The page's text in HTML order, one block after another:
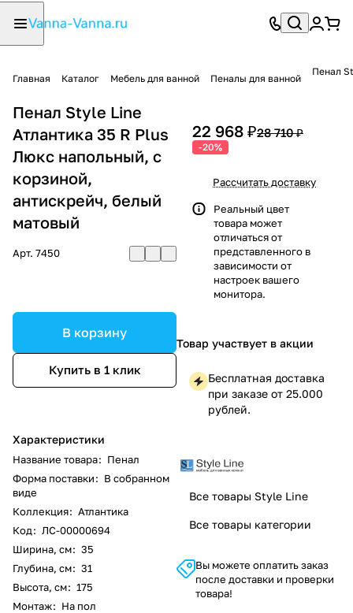
Главная Каталог Мебель для ванной Пеналы для ванной
Пенал
Пенал Style Line
Атлантика 35 R Plus
Люкс напольный, с
корзиной,
антискрейч, белый
матовый
Арт. 7450
В корзину
Купить в 1 клик
Характеристики
Название товара: Пенал
Форма поставки: В собранном
виде
Коллекция: Атлантика
Код: ЛС-00000694
Ширина, см: 35
Глубина, см: 31
Высота, см: 175
Монтаж: На пол
22 968 ₽28 710 ₽
-20%
Рассчитать доставку
Реальный цвет
товара может
отличаться от
представленного в
зависимости от
настроек вашего
монитора.
Товар участвует в акции
Бесплатная доставка
при заказе от 25.000
рублей.
Все товары Style Line
Все товары категории
Вы можете оплатить заказ
после доставки и проверки
товара!